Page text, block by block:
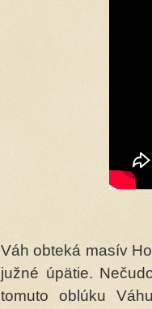
Váh obteká masív
južné úpätie.
tomuto oblúku